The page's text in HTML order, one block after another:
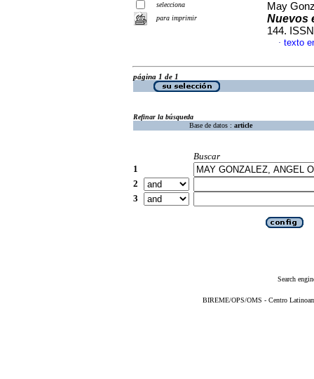
selecciona
para imprimir
May
Nuevos
144.
· texto
página 1 de 1
Refinar la búsqueda
Base de datos : article
Buscar
1
2
3
Search
BIREME/OPS/OMS - Centro